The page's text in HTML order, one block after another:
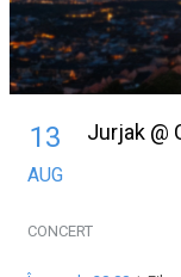
13
AUG
Jurjak @
CONCERT